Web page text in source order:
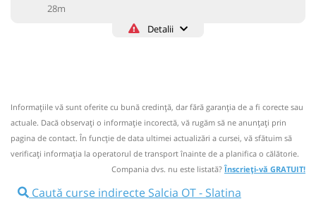
28m
Detalii
Circulă doar luni, marți, miercuri, joi și vineri
Informaţii neactualizate de 15 ani.Spuneți-ne dacă mai
circulă. (0 comentarii)
05:56 Salcia OT
Informaţiile vă sunt oferite cu bună credinţă, dar fără garanţia de a fi corecte sau
actuale. Dacă observați o informaţie incorectă, vă rugăm să ne anunțați prin
pagina de contact. În funcție de data ultimei actualizări a cursei, vă sfătuim să
verificaţi informaţia la operatorul de transport înainte de a planifica o călătorie.
Compania dvs. nu este listată?Înscrieți-vă GRATUIT!
Caută curse indirecte Salcia OT - Slatina